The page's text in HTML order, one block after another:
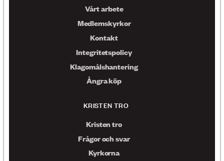
Vårt arbete
Medlemskyrkor
Kontakt
Integritetspolicy
Klagomålshantering
Ångra köp
KRISTEN TRO
Kristen tro
Frågor och svar
Kyrkorna